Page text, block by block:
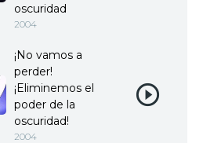
oscuridad
2004
¡No vamos a
perder!
¡Eliminemos el
poder de la
oscuridad!
2004